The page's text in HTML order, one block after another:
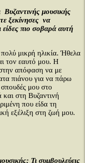
μουσικής
ξεκίνησες να
είδες πιο σοβαρά αυτή
μικρή ηλικία. Ήθελα
τον εαυτό μου. Η
απόφαση να με
πιάνου για να πάρω
σπουδές μου στο
στη Βυζαντινή
που είδα τη
εξέλιξη στη ζωή μου.
Τι συμβουλεύεις